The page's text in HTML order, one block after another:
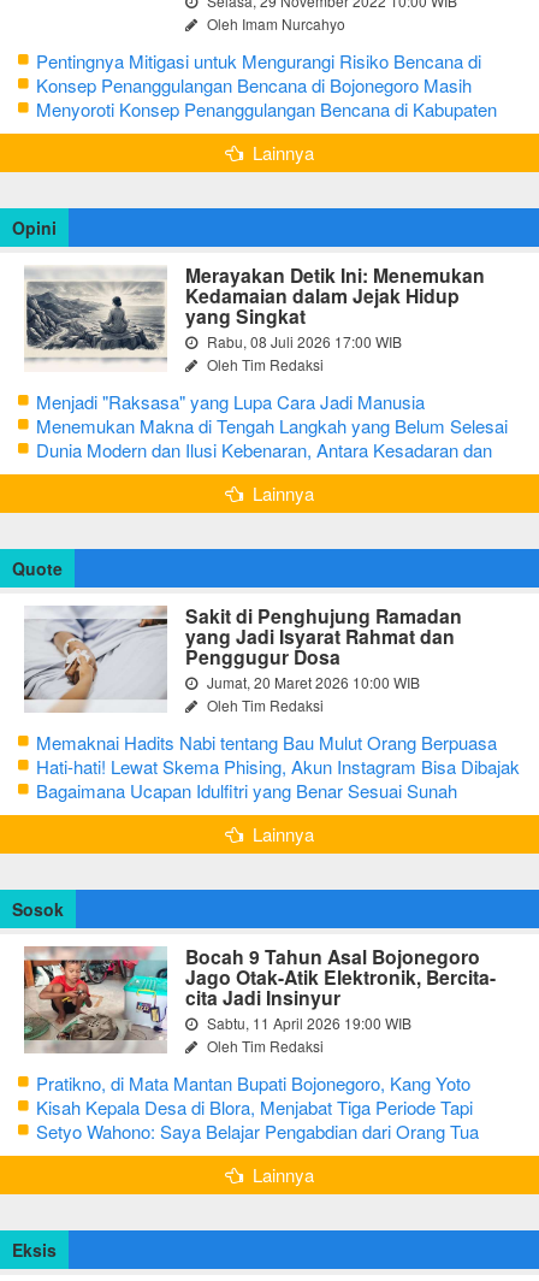
Oleh Imam Nurcahyo
Pentingnya Mitigasi untuk Mengurangi Risiko Bencana di
Bojonegoro
Konsep Penanggulangan Bencana di Bojonegoro Masih
Mengutamakan Tanggap Darurat
Menyoroti Konsep Penanggulangan Bencana di Kabupaten
Bojonegoro
Lainnya
Opini
Merayakan Detik Ini: Menemukan
Kedamaian dalam Jejak Hidup
yang Singkat
Rabu, 08 Juli 2026 17:00 WIB
Oleh Tim Redaksi
Menjadi "Raksasa" yang Lupa Cara Jadi Manusia
Menemukan Makna di Tengah Langkah yang Belum Selesai
Dunia Modern dan Ilusi Kebenaran, Antara Kesadaran dan
terjebak Tipu Daya
Lainnya
Quote
Sakit di Penghujung Ramadan
yang Jadi Isyarat Rahmat dan
Penggugur Dosa
Jumat, 20 Maret 2026 10:00 WIB
Oleh Tim Redaksi
Memaknai Hadits Nabi tentang Bau Mulut Orang Berpuasa
Secara Bijak Agar Tidak Menggangu
Hati-hati! Lewat Skema Phising, Akun Instagram Bisa Dibajak
Kurang dari 3 Menit
Bagaimana Ucapan Idulfitri yang Benar Sesuai Sunah
Rasulullah
Lainnya
Sosok
Bocah 9 Tahun Asal Bojonegoro
Jago Otak-Atik Elektronik, Bercita-
cita Jadi Insinyur
Sabtu, 11 April 2026 19:00 WIB
Oleh Tim Redaksi
Pratikno, di Mata Mantan Bupati Bojonegoro, Kang Yoto
Kisah Kepala Desa di Blora, Menjabat Tiga Periode Tapi
Masih Hidup Sederhana
Setyo Wahono: Saya Belajar Pengabdian dari Orang Tua
Lainnya
Eksis